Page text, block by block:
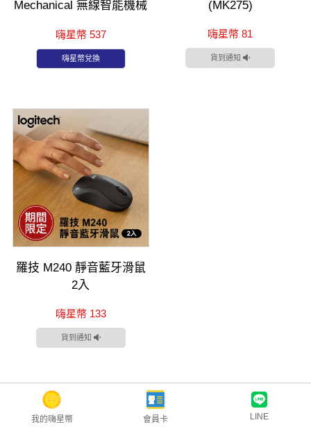
Mechanical 無線智能機械
嗨星幣 537
嗨星幣兌換
(MK275)
嗨星幣 81
貨到通知
羅技 M240 靜音藍牙滑鼠
2入
嗨星幣 133
貨到通知
我的嗨星幣 會員卡 LINE